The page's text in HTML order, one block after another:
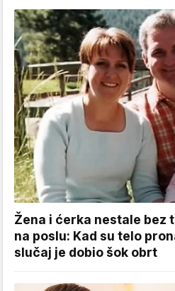
Žena i ćerka nestale bez
na poslu: Kad su telo
slučaj je dobio šok obrt